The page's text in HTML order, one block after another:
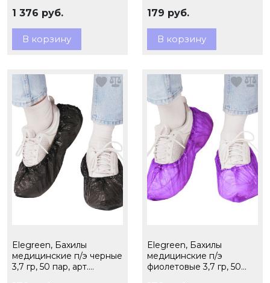
1 376 руб.
В корзину
179 руб.
В корзину
Elegreen, Бахилы
медицинские п/э черные
3,7 гр, 50 пар, арт.
Elegreen, Бахилы
медицинские п/э
фиолетовые 3,7 гр, 50